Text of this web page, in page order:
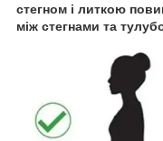
стегном і литкою
між стегнами та